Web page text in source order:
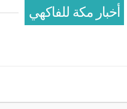
أخبار مكة للفاكهي